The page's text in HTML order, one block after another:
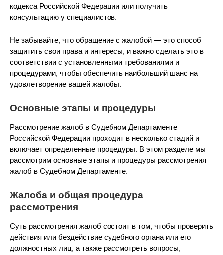
кодекса Российской Федерации или получить
консультацию у специалистов.
Не забывайте, что обращение с жалобой — это способ
защитить свои права и интересы, и важно сделать это в
соответствии с установленными требованиями и
процедурами, чтобы обеспечить наибольший шанс на
удовлетворение вашей жалобы.
Основные этапы и процедуры
Рассмотрение жалоб в Судебном Департаменте
Российской Федерации проходит в несколько стадий и
включает определенные процедуры. В этом разделе мы
рассмотрим основные этапы и процедуры рассмотрения
жалоб в Судебном Департаменте.
Жалоба и общая процедура
рассмотрения
Суть рассмотрения жалоб состоит в том, чтобы проверить
действия или бездействие судебного органа или его
должностных лиц, а также рассмотреть вопросы,